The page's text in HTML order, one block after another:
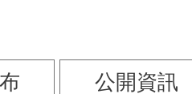
公開資訊